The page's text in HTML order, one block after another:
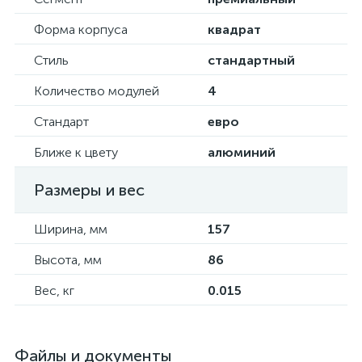
Форма корпуса
квадрат
Стиль
стандартный
Количество модулей
4
Стандарт
евро
Ближе к цвету
алюминий
Размеры и вес
Ширина, мм
157
Высота, мм
86
Вес, кг
0.015
Файлы и документы